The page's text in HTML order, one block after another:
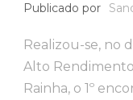
Publicado por
Realizou-se, no
Alto
Rainha, o 1º